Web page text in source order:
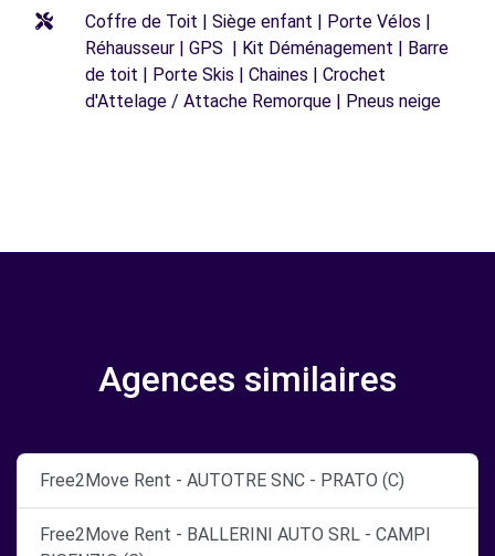
Coffre de Toit | Siège enfant | Porte Vélos |
Réhausseur | GPS | Kit Déménagement | Barre
de toit | Porte Skis | Chaines | Crochet
d'Attelage / Attache Remorque | Pneus neige
Agences similaires
Free2Move Rent - AUTOTRE SNC - PRATO (C)
Free2Move Rent - BALLERINI AUTO SRL - CAMPI